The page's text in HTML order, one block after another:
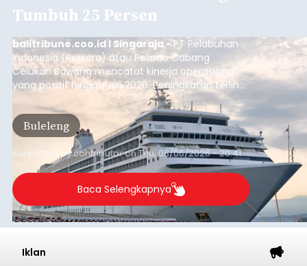
Tumbuh 25 Persen
balitribune.coo.id I Singaraja -PT Pelabuhan
Indonesia (Persero) atau Pelindo Cabang
Celukan Bawang mencatat kinerja operasional
yang positif hingga Juli 2026. Peningkatan terlihat
dari arus kapal yang mencapai 1,48 juta Gross
Tonnage (GT), atau tumbuh 12,4 persen
dibandingkan periode yang sama tahun lalu
yang tercatat sebesar 1,32 juta GT.
Buleleng
Submitted bycontributoronThu, 08/06/2026 - 20:41
Baca Selengkapnya
Iklan